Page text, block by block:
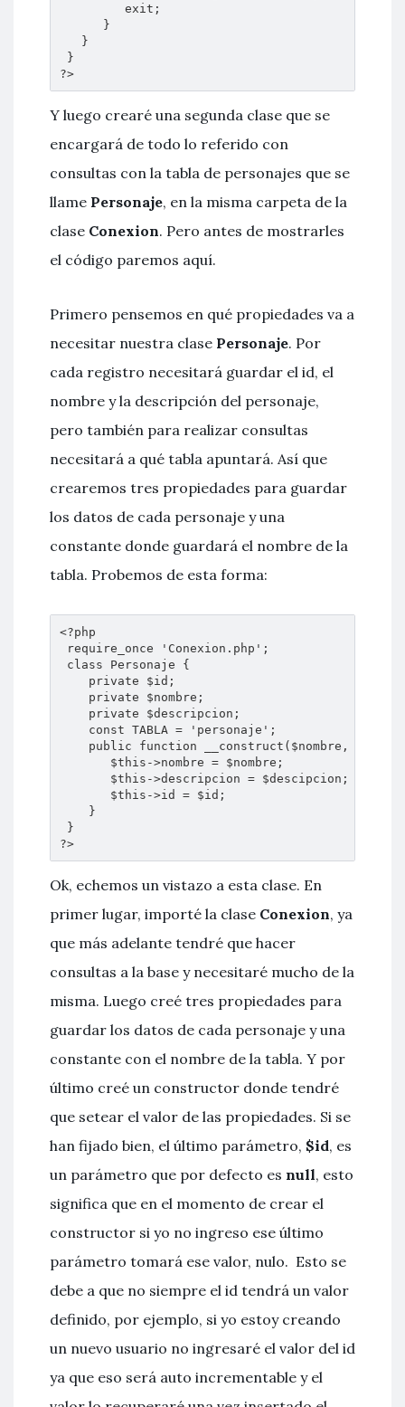
exit;
}
}
}
?>
Y luego crearé una segunda clase que se
encargará de todo lo referido con
consultas con la tabla de personajes que se
llame Personaje, en la misma carpeta de la
clase Conexion. Pero antes de mostrarles
el código paremos aquí.
Primero pensemos en qué propiedades va a
necesitar nuestra clase Personaje. Por
cada registro necesitará guardar el id, el
nombre y la descripción del personaje,
pero también para realizar consultas
necesitará a qué tabla apuntará. Así que
crearemos tres propiedades para guardar
los datos de cada personaje y una
constante donde guardará el nombre de la
tabla. Probemos de esta forma:
<?php
require_once 'Conexion.php';
class Personaje {
    private $id;
    private $nombre;
    private $descripcion;
    const TABLA = 'personaje';
public function __construct($nombre,
       $this->nombre = $nombre;
       $this->descripcion = $descipcion;
       $this->id = $id;
    }
}
?>
Ok, echemos un vistazo a esta clase. En
primer lugar, importé la clase Conexion, ya
que más adelante tendré que hacer
consultas a la base y necesitaré mucho de la
misma. Luego creé tres propiedades para
guardar los datos de cada personaje y una
constante con el nombre de la tabla. Y por
último creé un constructor donde tendré
que setear el valor de las propiedades. Si se
han fijado bien, el último parámetro, $id, es
un parámetro que por defecto es null, esto
significa que en el momento de crear el
constructor si yo no ingreso ese último
parámetro tomará ese valor, nulo. Esto se
debe a que no siempre el id tendrá un valor
definido, por ejemplo, si yo estoy creando
un nuevo usuario no ingresaré el valor del id
ya que eso será auto incrementable y el